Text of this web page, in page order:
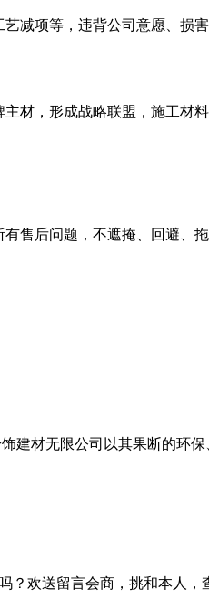
减项等，违背公司意愿、损
主材 ，形成战略联盟，施工材
售后问题， 不遮掩、回避、
建材无限公司以其果断的环保
？欢送留言会商，挑和本人，